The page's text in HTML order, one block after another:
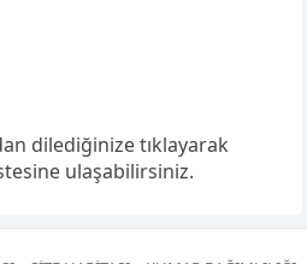
dilediğinize tıklayarak
ulaşabilirsiniz.